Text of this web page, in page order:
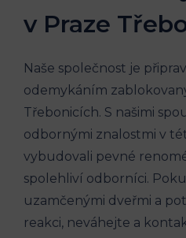
v Praze
Naše společnost je
odemykáním
Třebonicích. S našimi
odbornými znalostmi v
vybudovali pevné
spolehliví odborníci.
uzamčenými dveřmi a
reakci, neváhejte a